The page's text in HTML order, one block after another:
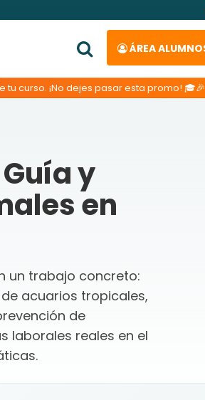
ÁREA
curso. ¡No dejes pasar esta promo! 🎓🎉
y
en
un trabajo concreto:
acuarios tropicales,
de
laborales reales en el